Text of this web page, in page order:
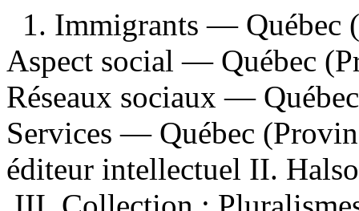
1. Immigrants —
Aspect social — Québec
Réseaux sociaux —
Services — Québec
éditeur intellectuel II.